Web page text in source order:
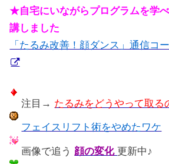
★自宅にいながらプログラムを学
講しました
「たるみ改善！顔ダンス」通信コ
注目→ たるみをどうやって取る
フェイスリフト術をやめたワケ
画像で追う 顔の変化更新中♪